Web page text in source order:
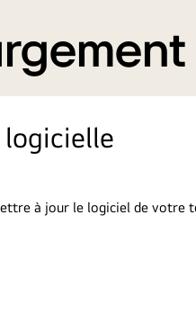
à jour le logiciel de votre